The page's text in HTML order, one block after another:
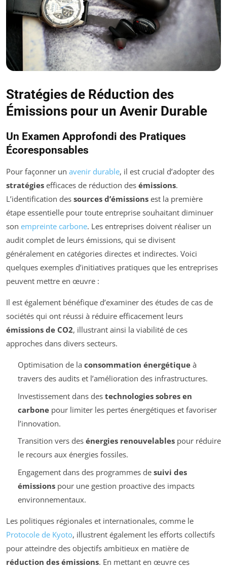
Stratégies de Réduction des
Émissions pour un Avenir Durable
Un Examen Approfondi des Pratiques
Écoresponsables
Pour façonner un avenir durable, il est crucial d’adopter des
stratégies efficaces de réduction des émissions.
L’identification des sources d’émissions est la première
étape essentielle pour toute entreprise souhaitant diminuer
son empreinte carbone. Les entreprises doivent réaliser un
audit complet de leurs émissions, qui se divisent
généralement en catégories directes et indirectes. Voici
quelques exemples d’initiatives pratiques que les entreprises
peuvent mettre en œuvre :
Il est également bénéfique d’examiner des études de cas de
sociétés qui ont réussi à réduire efficacement leurs
émissions de CO2, illustrant ainsi la viabilité de ces
approches dans divers secteurs.
Optimisation de la consommation énergétiqueà
travers des audits et l’amélioration des infrastructures.
Investissement dans des technologies sobres en
carbonepour limiter les pertes énergétiques et favoriser
l’innovation.
Transition vers des énergies renouvelablespour réduire
le recours aux énergies fossiles.
Engagement dans des programmes de suivi des
émissionspour une gestion proactive des impacts
environnementaux.
Les politiques régionales et internationales, comme le
Protocole de Kyoto, illustrent également les efforts collectifs
pour atteindre des objectifs ambitieux en matière de
réduction des émissions. En mettant en œuvre ces